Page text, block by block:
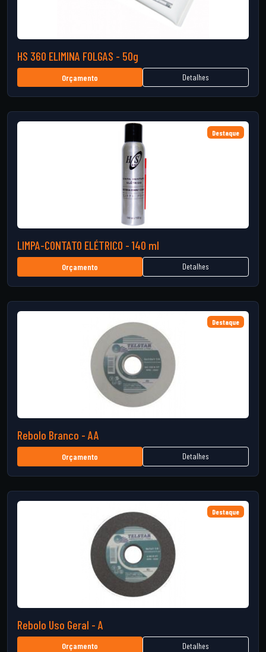
HS 360 ELIMINA FOLGAS - 50g
Orçamento Detalhes
Destaque
LIMPA-CONTATO ELÉTRICO - 140 ml
Orçamento Detalhes
Destaque
Rebolo Branco - AA
Orçamento Detalhes
Destaque
Rebolo Uso Geral - A
Orçamento Detalhes